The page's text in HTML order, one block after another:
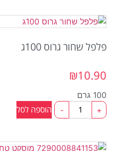
פלפל שחור גרוס 100ג
₪10.90
100 גרם
-
כמות
פלפל
100ג
+ הוספה לסל